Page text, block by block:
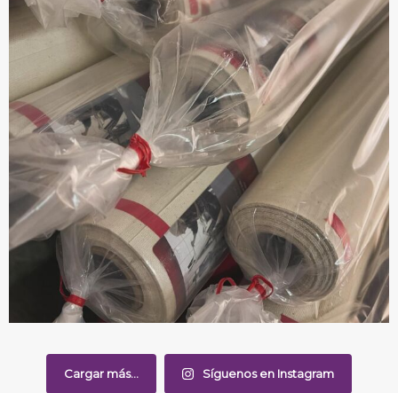
Cargar más... Síguenos en Instagram